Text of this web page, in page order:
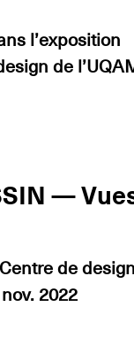
l’exposition
de
—
de
2022